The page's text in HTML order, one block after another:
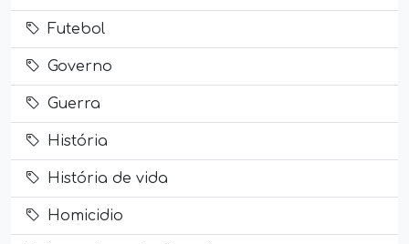
Futebol
Governo
Guerra
História
História de vida
Homicidio